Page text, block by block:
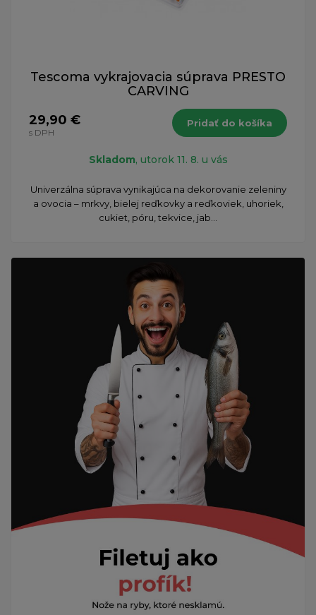
Tescoma vykrajovacia súprava PRESTO
CARVING
29,90 €
s DPH
Pridať do košíka
Skladom, utorok 11. 8. u vás
Univerzálna súprava vynikajúca na dekorovanie zeleniny
a ovocia – mrkvy, bielej reďkovky a reďkoviek, uhoriek,
cukiet, póru, tekvice, jab...